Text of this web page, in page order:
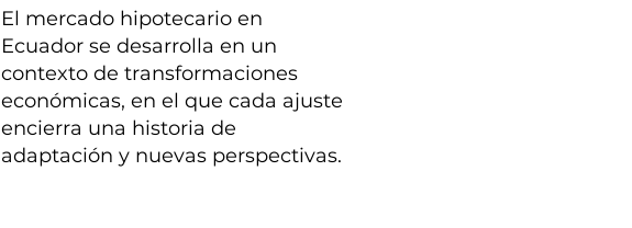
El mercado hipotecario en
Ecuador se desarrolla en un
contexto de transformaciones
económicas, en el que cada ajuste
encierra una historia de
adaptación y nuevas perspectivas.